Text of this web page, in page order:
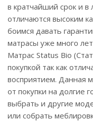
в кратчайший срок и
отличаются высоким
боимся давать
матрасы уже много
Матрас Status Bio
покупкой так как
восприятием. Данная
от покупки на долгие
выбрать и другие
или собрать